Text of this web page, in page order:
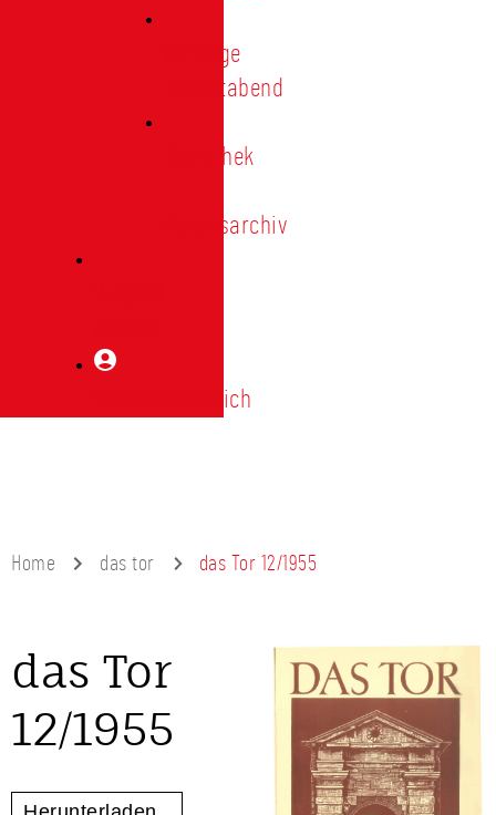
Vorträge
Heimatabend
Bibliothek
Vereinsarchiv
Mitgliederbereich
Home das tor das Tor 12/1955
das Tor
12/1955